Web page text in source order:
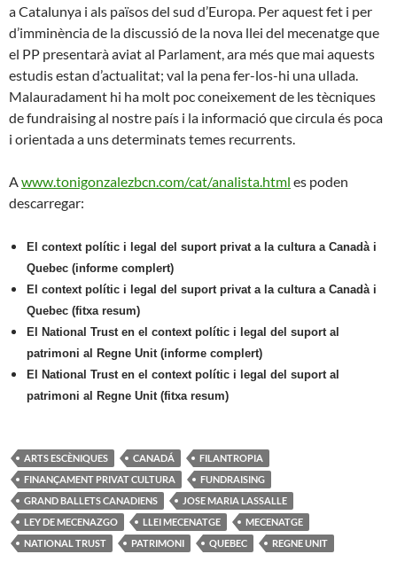
a Catalunya i als països del sud d’Europa. Per aquest fet i per
d’imminència de la discussió de la nova llei del mecenatge que
el PP presentarà aviat al Parlament, ara més que mai aquests
estudis estan d’actualitat; val la pena fer-los-hi una ullada.
Malauradament hi ha molt poc coneixement de les tècniques
de fundraising al nostre país i la informació que circula és poca
i orientada a uns determinats temes recurrents.
Awww.tonigonzalezbcn.com/cat/analista.html es poden
descarregar:
El context polític i legal del suport privat a la cultura a Canadà i
Quebec (informe complert)
El context polític i legal del suport privat a la cultura a Canadà i
Quebec (fitxa resum)
El National Trust en el context polític i legal del suport al
patrimoni al Regne Unit (informe complert)
El National Trust en el context polític i legal del suport al
patrimoni al Regne Unit (fitxa resum)
ARTS ESCÈNIQUES CANADÁ
FILANTROPIA
FINANÇAMENT PRIVAT CULTURA
FUNDRAISING
GRAND BALLETS CANADIENS
JOSE MARIA LASSALLE
LEY DE MECENAZGO
LLEI MECENATGE
MECENATGE
NATIONAL TRUST
PATRIMONI QUEBEC REGNE UNIT